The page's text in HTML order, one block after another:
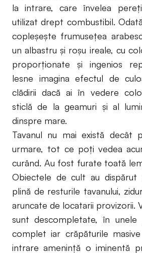
la intrare, care învelea
utilizat drept combustibil.
copleşeşte frumuseţea
un albastru şi roşu ireale, cu
proporţionate şi ingenios
lesne imagina efectul de
clădirii dacă ai în vedere
sticlă de la geamuri şi al
dinspre mare.
Tavanul nu mai există decât
urmare, tot ce poţi vedea
curând. Au fost furate toată
Obiectele de cult au dispărut
plină de resturile tavanului,
aruncate de locatarii provizorii.
sunt descompletate, în unele
complet iar crăpăturile
intrare ameninţă o iminentă